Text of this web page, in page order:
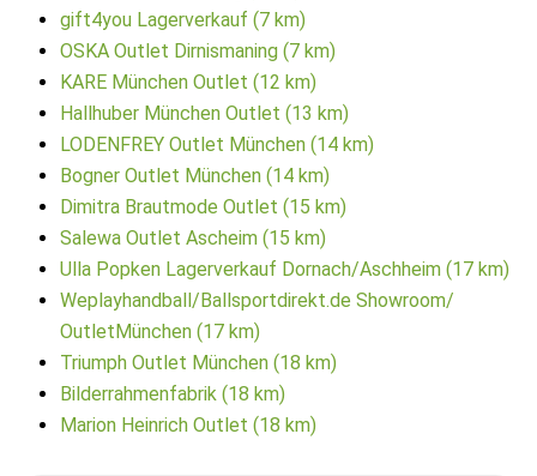
gift4you Lagerverkauf (7 km)
OSKA Outlet Dirnismaning (7 km)
KARE München Outlet (12 km)
Hallhuber München Outlet (13 km)
LODENFREY Outlet München (14 km)
Bogner Outlet München (14 km)
Dimitra Brautmode Outlet (15 km)
Salewa Outlet Ascheim (15 km)
Ulla Popken Lagerverkauf Dornach/Aschheim (17 km)
Weplayhandball/Ballsportdirekt.de Showroom/
OutletMünchen (17 km)
Triumph Outlet München (18 km)
Bilderrahmenfabrik (18 km)
Marion Heinrich Outlet (18 km)